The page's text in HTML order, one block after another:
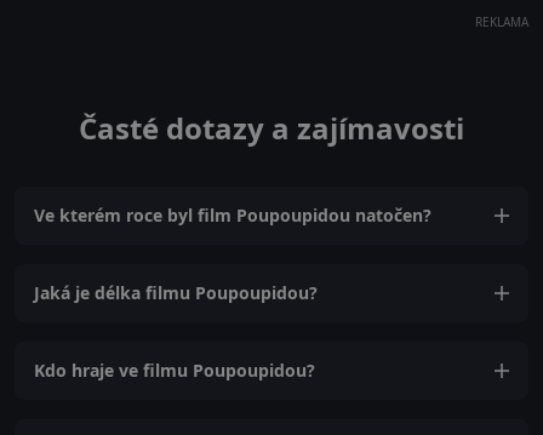
REKLAMA
Časté dotazy a zajímavosti
Ve kterém roce byl film Poupoupidou natočen?
Jaká je délka filmu Poupoupidou?
Kdo hraje ve filmu Poupoupidou?